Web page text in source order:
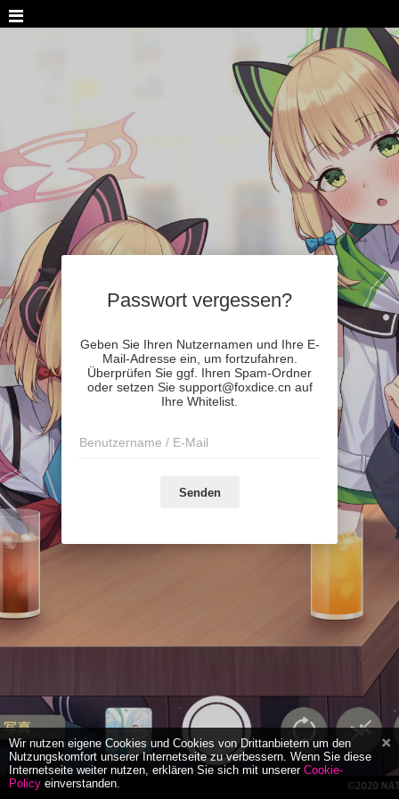
Passwort vergessen?
Geben Sie Ihren Nutzernamen und Ihre E-
Mail-Adresse ein, um fortzufahren.
Überprüfen Sie ggf. Ihren Spam-Ordner
oder setzen Sie support@foxdice.cn auf
Ihre Whitelist.
Senden
Wir nutzen eigene Cookies und Cookies von Drittanbietern um den
Nutzungskomfort unserer Internetseite zu verbessern. Wenn Sie diese
Internetseite weiter nutzen, erklären Sie sich mit unserer Cookie-
Policy einverstanden.